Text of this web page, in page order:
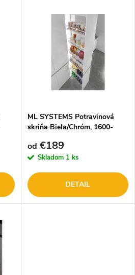
ML SYSTEMS Potravinová
skriňa Biela/Chróm, 1600-
od €189
Skladom 1 ks
DETAIL